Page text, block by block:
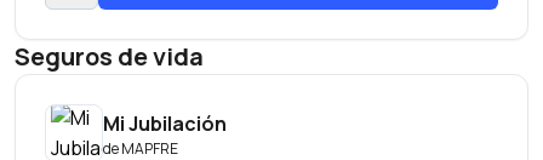
Seguros de vida
Mi Jubilación
deMAPFRE